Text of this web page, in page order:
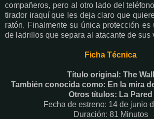
compañeros, pero al otro lado del
tirador iraquí que les deja claro que
ratón. Finalmente su única protección es
de ladrillos que separa al atacante de sus
Ficha Técnica
Título original: The Wall
También conocida como: En la mira
Otros títulos: La Pared
Fecha de estreno: 14 de junio
Duración: 81 Minutos